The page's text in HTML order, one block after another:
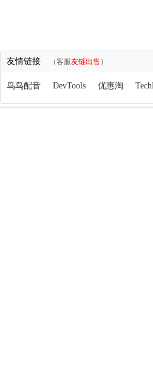
友情链接 （客服友链出售 ）
鸟鸟配音 DevTools 优惠淘